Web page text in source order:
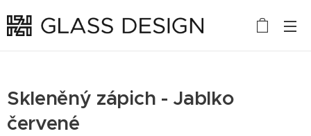
Skleněný zápich - Jablko
červené